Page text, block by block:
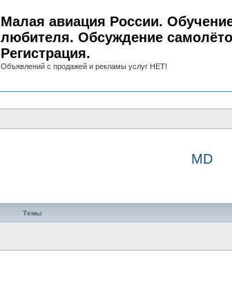
Малая авиация России.
любителя. Обсуждение
Регистрация.
Объявлений с продажей и рекламы услуг НЕТ!
MD
Темы